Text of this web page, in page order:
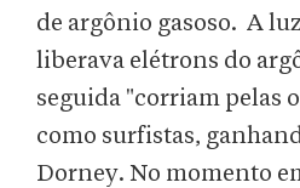
de argônio gasoso. A
liberava elétrons do
seguida "corriam pelas
como surfistas,
Dorney. No momento